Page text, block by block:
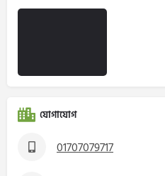
যোগাযোগ
01707079717